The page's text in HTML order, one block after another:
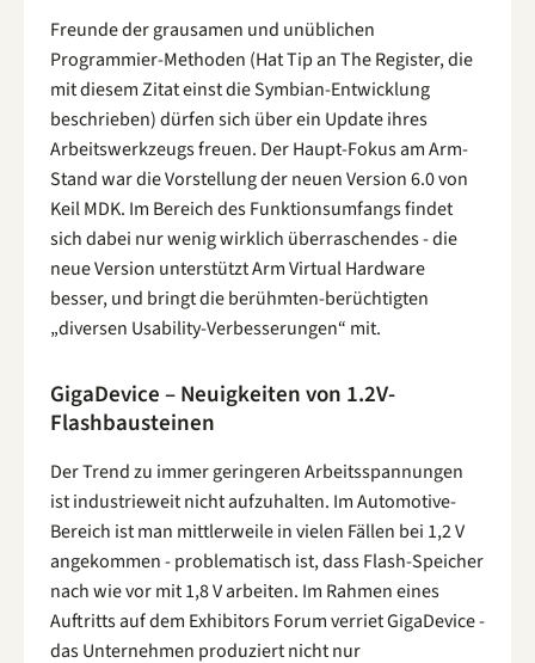
Freunde der grausamen und unüblichen
Programmier-Methoden (Hat Tip an The Register, die
mit diesem Zitat einst die Symbian-Entwicklung
beschrieben) dürfen sich über ein Update ihres
Arbeitswerkzeugs freuen. Der Haupt-Fokus am Arm-
Stand war die Vorstellung der neuen Version 6.0 von
Keil MDK. Im Bereich des Funktionsumfangs findet
sich dabei nur wenig wirklich überraschendes - die
neue Version unterstützt Arm Virtual Hardware
besser, und bringt die berühmten-berüchtigten
„diversen Usability-Verbesserungen“ mit.
GigaDevice – Neuigkeiten von 1.2V-
Flashbausteinen
Der Trend zu immer geringeren Arbeitsspannungen
ist industrieweit nicht aufzuhalten. Im Automotive-
Bereich ist man mittlerweile in vielen Fällen bei 1,2 V
angekommen - problematisch ist, dass Flash-Speicher
nach wie vor mit 1,8 V arbeiten. Im Rahmen eines
Auftritts auf dem Exhibitors Forum verriet GigaDevice -
das Unternehmen produziert nicht nur